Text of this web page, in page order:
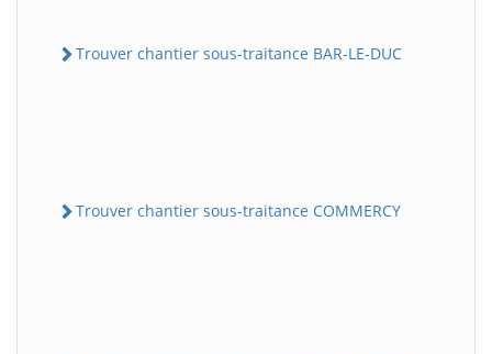
Trouver chantier sous-traitance BAR-LE-DUC
Trouver chantier sous-traitance COMMERCY